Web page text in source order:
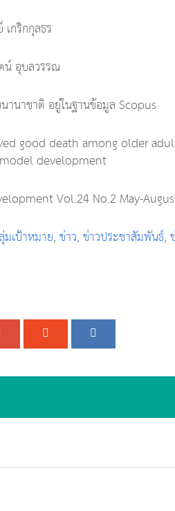
กริกกุลธร
น์ อุบลวรรณ
นาชาติ อยู่ในฐานข้อมูล Scopus
good death among older
development
Vol.24 No.2 May-
มเป้าหมาย,ข่าว,ข่าวประชาสัมพันธ์,